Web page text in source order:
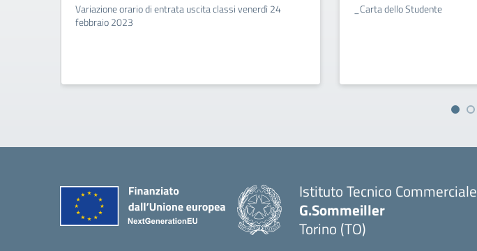
Variazione orario di entrata uscita classi venerdì 24
febbraio 2023
_Carta dello Studente
Istituto Tecnico Commerciale
G.Sommeiller
Torino (TO)